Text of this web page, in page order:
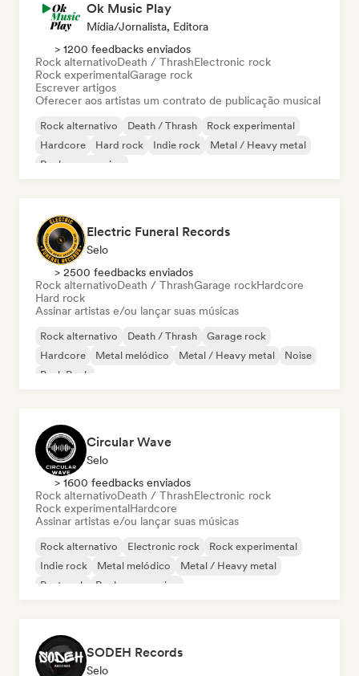
Ok Music Play
Mídia/Jornalista, Editora
> 1200 feedbacks enviados
Rock alternativoDeath / ThrashElectronic rock
Rock experimentalGarage rock
Escrever artigos
Oferecer aos artistas um contrato de publicação musical
Rock alternativo Death / Thrash
Rock experimental
Hardcore
Hard rock Indie rock
Metal / Heavy metal
Rock progressivo
Electric Funeral Records
Selo
> 2500 feedbacks enviados
Rock alternativoDeath / ThrashGarage rockHardcore
Hard rock
Assinar artistas e/ou lançar suas músicas
Rock alternativo Death / Thrash
Garage rock
Hardcore
Metal melódico Metal / Heavy metal
Noise
Punk Rock
Circular Wave
Selo
> 1600 feedbacks enviados
Rock alternativoDeath / ThrashElectronic rock
Rock experimentalHardcore
Assinar artistas e/ou lançar suas músicas
Rock alternativo Electronic rock
Rock experimental
Indie rock
Metal melódico
Metal / Heavy metal
Post rock
Rock progressivo
SODEH Records
Selo